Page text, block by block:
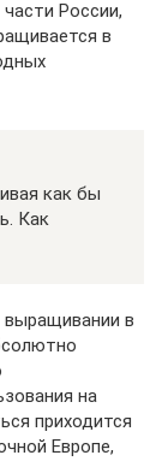
России,
в
как бы
Как
выращивании в
на
приходится
Европе,